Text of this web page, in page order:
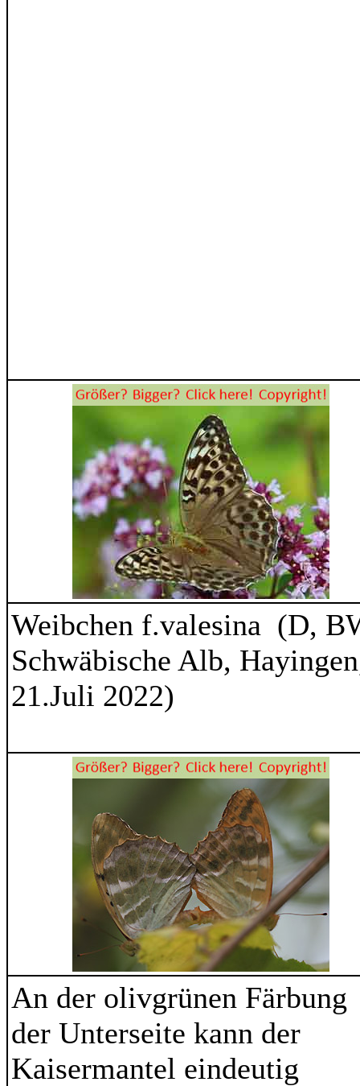
Weibchen f.valesina (D,
Schwäbische Alb,
21.Juli 2022)
An der olivgrünen Färbung
der Unterseite kann der
Kaisermantel eindeutig